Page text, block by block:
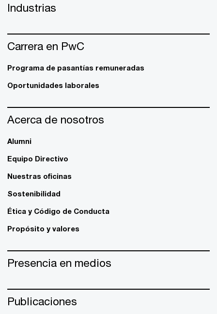
Industrias
Carrera en PwC
Programa de pasantías remuneradas
Oportunidades laborales
Acerca de nosotros
Alumni
Equipo Directivo
Nuestras oficinas
Sostenibilidad
Ética y Código de Conducta
Propósito y valores
Presencia en medios
Publicaciones